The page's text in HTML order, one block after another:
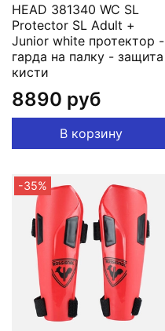
HEAD 381340 WC SL
Protector SL Adult +
Junior white протектор -
гарда на палку - защита
кисти
8890 руб
В корзину
-35%